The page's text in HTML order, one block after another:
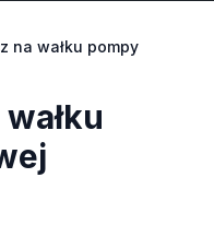
na wałku pompy